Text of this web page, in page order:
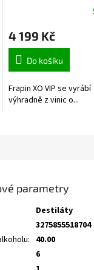
4 199 Kč
Do košíku
Frapin XO VIP se vyrábí
výhradně z vinic o...
parametry
Destiláty
3275855518704
: 40.00
6